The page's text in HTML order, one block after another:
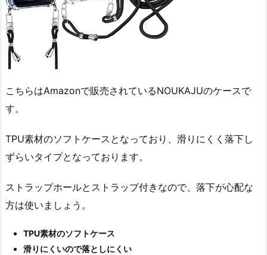
こちらはAmazonで販売されているNOUKAJUのケースで
す。
TPU素材のソフトケースとなっており、滑りにくく落下し
ずらいタイプとなっております。
ストラップホールとストラップ付きなので、落下が心配な
方は使いましょう。
TPU素材のソフトケース
滑りにくいので落としにくい